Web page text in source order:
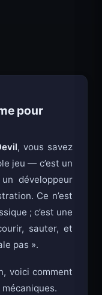
pour
, vous savez
jeu — c’est un
développeur
Ce n’est
; c’est une
sauter, et
pas ».
voici comment